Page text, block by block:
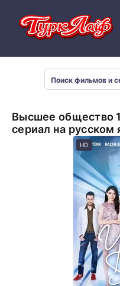
Высшее общество
сериал на русском
HD